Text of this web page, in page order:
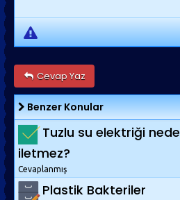
Cevap Yaz
Benzer Konular
Tuzlu su elektriği
iletmez?
Cevaplanmış
Plastik Bakteriler